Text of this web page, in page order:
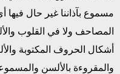
مسموع بآذاننا غير حال فيها
المصاحف ولا في القلوب
أشكال الحروف المكتوبة
والمقروءة بالألسن